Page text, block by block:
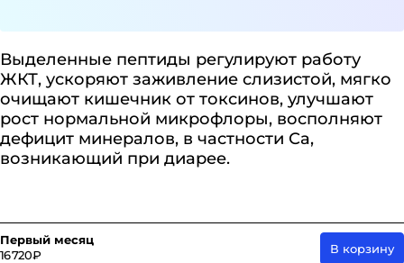
Выделенные пептиды регулируют работу
ЖКТ, ускоряют заживление слизистой, мягко
очищают кишечник от токсинов, улучшают
рост нормальной микрофлоры, восполняют
дефицит минералов, в частности Са,
возникающий при диарее.
Первый месяц
16 720 ₽
В корзину